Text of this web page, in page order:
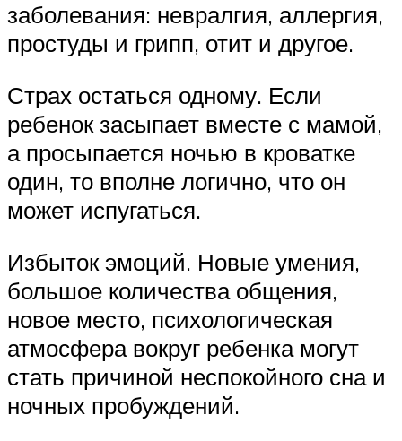
заболевания: невралгия, аллергия,
простуды и грипп, отит и другое.
Страх остаться одному. Если
ребенок засыпает вместе с мамой,
а просыпается ночью в кроватке
один, то вполне логично, что он
может испугаться.
Избыток эмоций. Новые умения,
большое количества общения,
новое место, психологическая
атмосфера вокруг ребенка могут
стать причиной неспокойного сна и
ночных пробуждений.